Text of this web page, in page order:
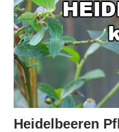
Heidelbeeren